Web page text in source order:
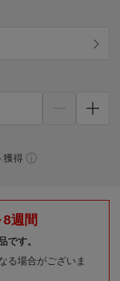
獲得
週間
です。
る場合がございま